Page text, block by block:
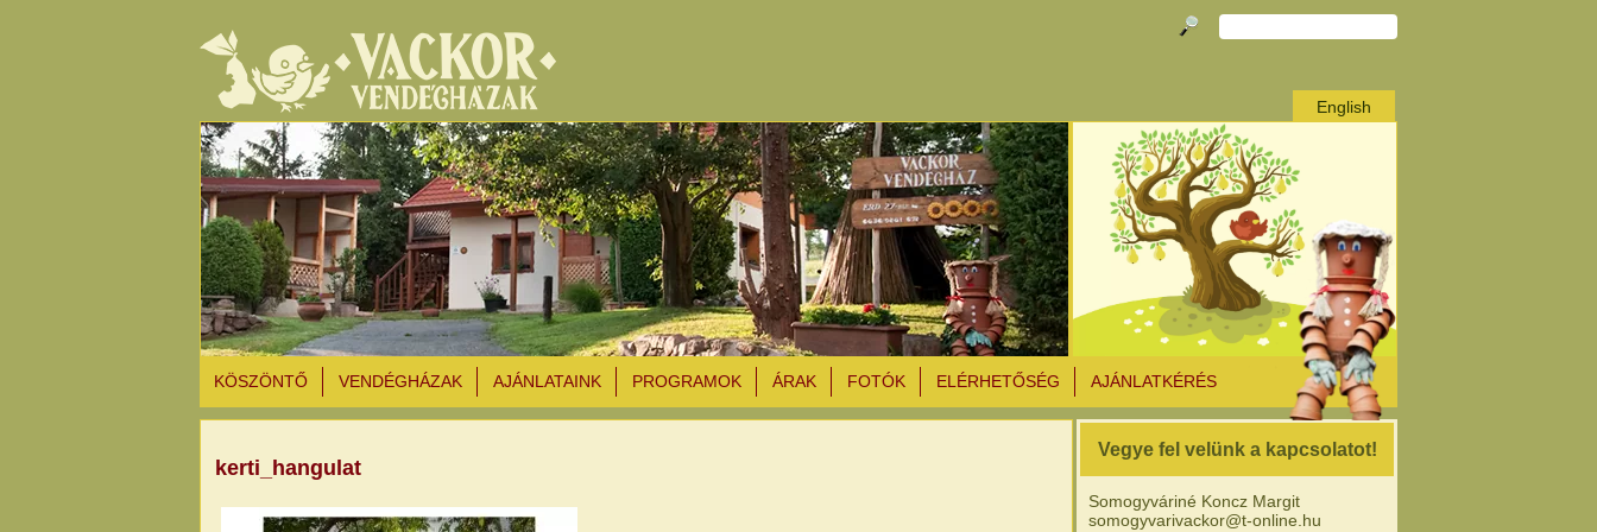
English
KÖSZÖNTŐ VENDÉGHÁZAK AJÁNLATAINK PROGRAMOK ÁRAK FOTÓK ELÉRHETŐSÉG AJÁNLATKÉRÉS
kerti_hangulat
Vegye fel velünk a kapcsolatot!
Somogyváriné Koncz Margit
somogyvarivackor@t-online.hu